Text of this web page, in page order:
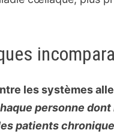
les systèmes
personne
patients